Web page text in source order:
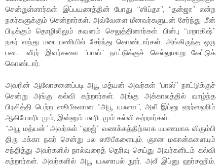
சென்றுள்ளார்கள். இப்பயணத்தின் போது “ஸிப்தா”, “தன்ஜா” என்ற
நகர்களுக்கும் சென்றார்கள். அவ்வேளை மீனவர்களுடன் சேர்ந்து மீன்
பிடிக்கும் தொழிலிலும் கவனம் செலுத்தினார்கள். பின்பு “மறாகிஷ்”
நகர் வந்து படையணியில் சேர்ந்து கொண்டார்கள். அங்கிருந்த ஒரு
படை வீரர் இவர்களை “பாஸ்” நாட்டுக்குச் செல்லுமாறு கேட்டுக்
கொண்டார்.
அவரின் ஆலோசனைப்படி அபூ மத்யன் அவர்கள் “பாஸ்” நாட்டுக்குச்
சென்று அங்கு கல்வி கற்றார்கள். அங்கு அக்காலத்தில் வாழ்ந்த
பிரசித்தி பெற்ற ஸூபீகளான “அபூ யஃஸா”, அலீ இப்னு ஹர்ஸஹிம்
ஆகியோரிடமும், இன்னும் பலரிடமும் கல்வி கற்றார்கள்.
“அபூ மத்யன்” அவர்கள் “ஹஜ்” வணக்கத்திற்காக பயணமாக விரும்பி
திரு மக்கா நகர் சென்று பல ஸூபீகளையும், ஞான மகான்களையும்
சந்தித்து அவர்களில் நால்வரைத் தெரிவு செய்து அவர்களிடம் கல்வி
கற்றார்கள். அவர்களில் அபூ யஃஸாபல் நூர், அலீ இப்னு ஹர்சஹிம்,